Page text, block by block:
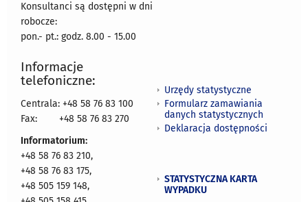
Konsultanci są dostępni w dni
robocze:
pon.- pt.: godz. 8.00 - 15.00
Informacje
telefoniczne:
Centrala: +48 58 76 83 100
Fax:
+48 58 76 83 270
Informatorium:
+48 58 76 83 210,
+48 58 76 83 175,
+48 505 159 148,
Urzędy statystyczne
Formularz zamawiania
danych statystycznych
Deklaracja dostępności
STATYSTYCZNA KARTA
WYPADKU